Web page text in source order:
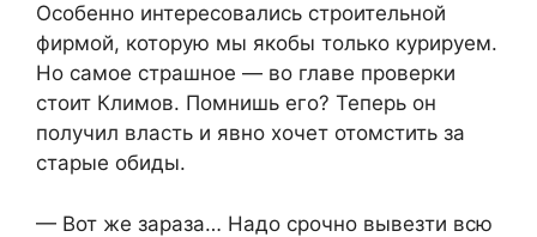
Особенно интересовались строительной
фирмой, которую мы якобы только курируем.
Но самое страшное — во главе проверки
стоит Климов. Помнишь его? Теперь он
получил власть и явно хочет отомстить за
старые обиды.
— Вот же зараза… Надо срочно вывезти всю